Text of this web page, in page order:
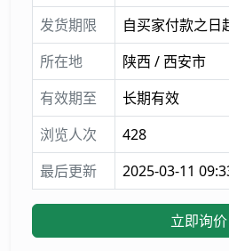
发货期限
自买家付款之日
所在地
陕西 / 西安市
有效期至
长期有效
浏览人次
428
最后更新
2025-03-11
立即询价